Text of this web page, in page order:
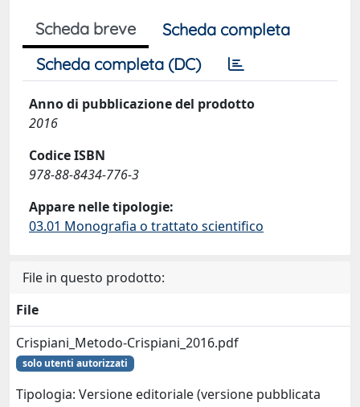
Scheda breve
Scheda completa
Scheda completa (DC)
Anno di pubblicazione del prodotto
2016
Codice ISBN
978-88-8434-776-3
Appare nelle tipologie:
03.01 Monografia o trattato scientifico
File in questo prodotto:
File
Crispiani_Metodo-Crispiani_2016.pdf
solo utenti autorizzati
Tipologia: Versione editoriale (versione pubblicata